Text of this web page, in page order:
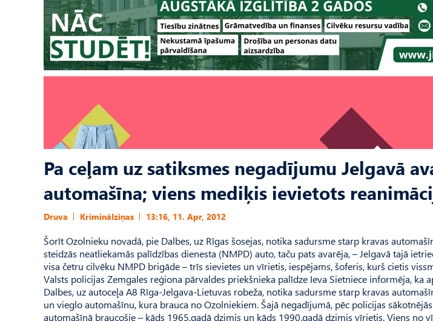
Pa ceļam uz satiksmes negadījumu Jelgavā
automašīna; viens mediķis ievietots
Druva Kriminālziņas 13:16, 11. Apr, 2012
Šorīt Ozolnieku novadā, pie Dalbes, uz Rīgas šosejas, notika sadursme starp kravas
steidzās neatliekamās palīdzības dienesta (NMPD) auto, taču pats avarēja, – Jelgavā tajā
visa četru cilvēku NMPD brigāde – trīs sievietes un vīrietis, iespējams, šoferis, kurš cietis
Valsts policijas Zemgales reģiona pārvaldes priekšnieka palīdze Ieva Sietniece informēja, ka
Dalbes, uz autoceļa A8 Rīga-Jelgava-Lietuvas robeža, notika sadursme starp kravas
un vieglo automašīnu, kura brauca no Ozolniekiem. Šajā negadījumā, pēc policijas
automašīnā braucošie – kāds 1965.gadā dzimis un kāds 1990.gadā dzimis vīrietis. Viens no